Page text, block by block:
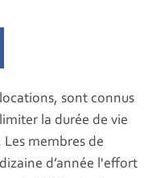
sont connus
la durée de vie
membres de
d’année l'effort